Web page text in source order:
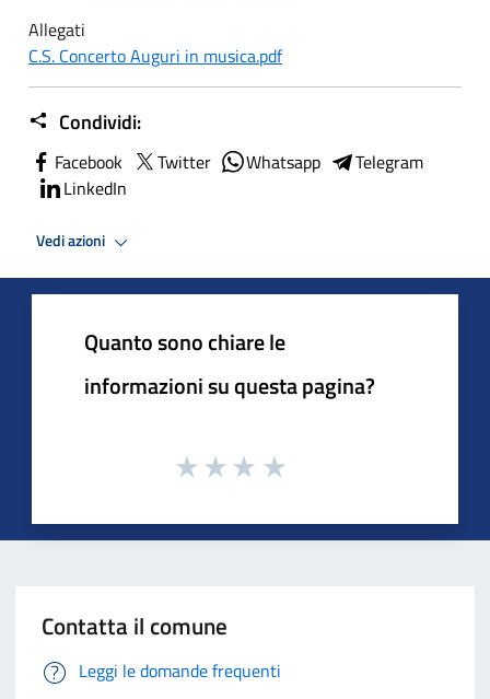
Allegati
C.S. Concerto Auguri in musica.pdf
Condividi:
Facebook Twitter Whatsapp
Telegram
LinkedIn
Vedi azioni
Quanto sono chiare le
informazioni su questa pagina?
Contatta il comune
Leggi le domande frequenti